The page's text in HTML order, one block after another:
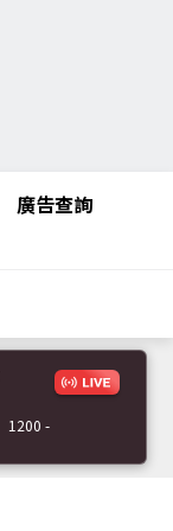
廣告查詢
1200 -